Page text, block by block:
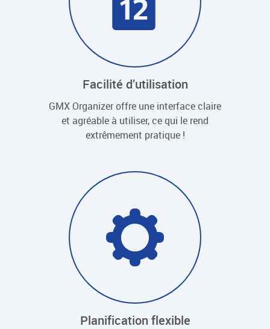
Facilité d’utilisation
GMX Organizer offre une interface claire
et agréable à utiliser, ce qui le rend
extrêmement pratique !
Planification flexible